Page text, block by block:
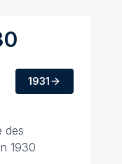
1931
des
1930